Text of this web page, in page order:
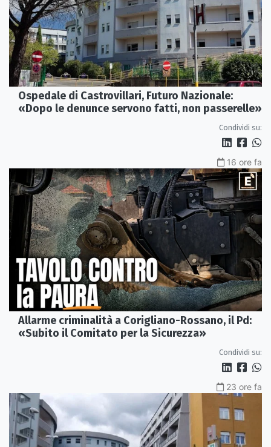
Ospedale di Castrovillari, Futuro Nazionale:
«Dopo le denunce servono fatti, non passerelle»
Condividi su:
16 ore fa
Allarme criminalità a Corigliano-Rossano, il Pd:
«Subito il Comitato per la Sicurezza»
Condividi su:
23 ore fa